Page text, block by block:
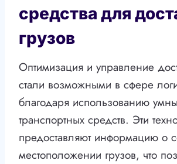
средства для
грузов
Оптимизация и управление
стали возможными в сфере
благодаря использованию
транспортных средств. Эти
предоставляют информацию о
местоположении грузов, что